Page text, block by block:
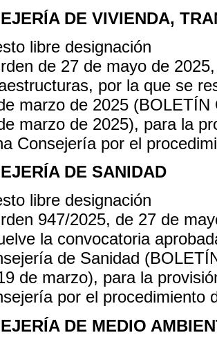
DE VIVIENDA,
libre designación
de 27 de mayo de
por la que se
marzo de 2025
marzo de 2025), para la
Consejería por el
DE SANIDAD
libre designación
947/2025, de 27 de
la convocatoria
de Sanidad
de marzo), para la
por el procedimiento
DE MEDIO